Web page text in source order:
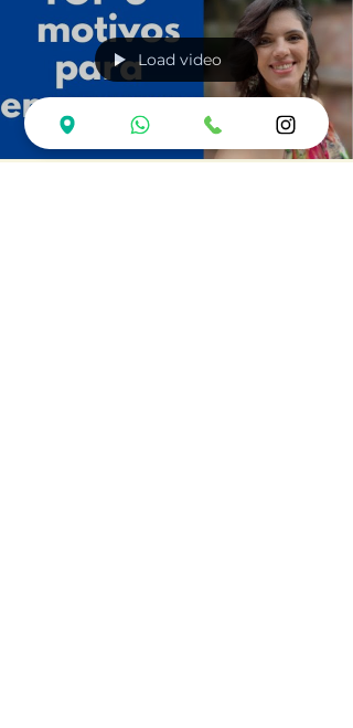
Alimentos
Essenciais
Você já parou para pensar como a
alimentação pode influenciar diretamente o
equilíbrio dos seus hormônios? A saúde
hormonal é fundamental para o bem-estar